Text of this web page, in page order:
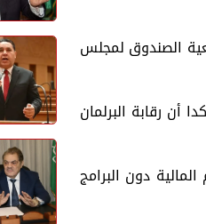
الصندوق لمجلس
أن رقابة البرلمان
دون البرامج